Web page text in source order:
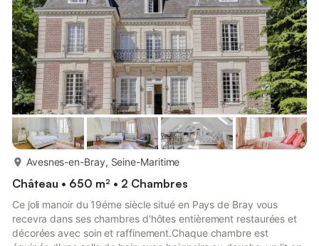
table, aspirateur, batterie de cuisine…- Draps et Linge de
Toilette Fournis- Ac...
Avesnes-en-Bray, Seine-Maritime
Château • 650 m² • 2 Chambres
Ce joli manoir du 19éme siècle situé en Pays de Bray vous
recevra dans ses chambres d'hôtes entièrement restaurées et
décorées avec soin et raffinement.Chaque chambre est